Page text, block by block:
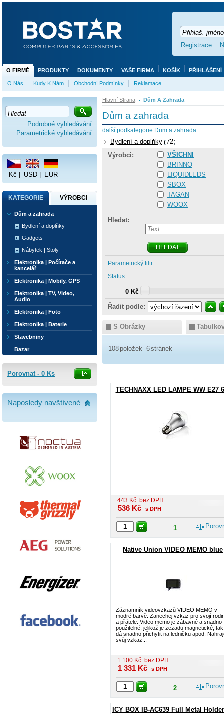
Hlavní Strana Dům A Zahrada
Dům a zahrada
další podkategorie Dům a zahrada:
Bydlení a doplňky 72
Výrobci:
VŠICHNI
BRINNO
LIQUIDLEDS
SBOX
TAGAN
WOOX
Hledat:
HLEDAT
Parametrický filtr
Status
0 Kč
Řadit podle:
S Obrázky
108 položek 6stránek
TECHNAXX LED LAMPE WW E27
443 Kč bez DPH
536 Kč s DPH
1
Native Union VIDEO MEMO blue
Záznamník videovzkazů VIDEO MEMO v
modré barvě. Zanechej vzkaz pro svojí
a přátele. Video memo je zábavné a snadno
použitelné, jelikož je zezadu magnetické,
dá snadno přichytit na ledničku apod.
svůj vzkaz...
1 100 Kč bez DPH
1 331 Kč s DPH
2
ICY BOX IB-AC639 Full Metal
Podrobné vyhledávání
Parametrické vyhledávání
Kč USD EUR
KATEGORIE VÝROBCI
Dům a zahrada
Bydlení a doplňky
Gadgets
Nábytek | Stoly
Elektronika | Počítače a
kancelář
Elektronika | Mobily, GPS
Elektronika | TV, Video,
Audio
Elektronika | Foto
Elektronika | Baterie
Stavebniny
Bazar
Porovnat - 0 Ks
Naposledy navštívené
O FIRMĚ PRODUKTY DOKUMENTY VAŠE FIRMA KOŠÍK PŘIHLÁŠENÍ
O Nás Kudy K Nám Obchodní Podmínky Reklamace
Registrace